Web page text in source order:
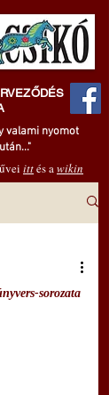
valami nyomot
ittés awikin
sorozata